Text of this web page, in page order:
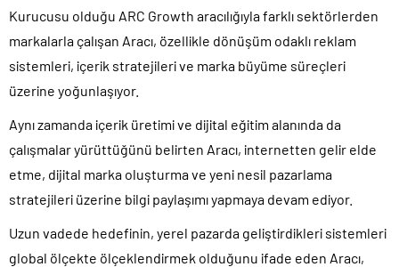
Kurucusu olduğu ARC Growth aracılığıyla farklı sektörlerden
markalarla çalışan Aracı, özellikle dönüşüm odaklı reklam
sistemleri, içerik stratejileri ve marka büyüme süreçleri
üzerine yoğunlaşıyor.
Aynı zamanda içerik üretimi ve dijital eğitim alanında da
çalışmalar yürüttüğünü belirten Aracı, internetten gelir elde
etme, dijital marka oluşturma ve yeni nesil pazarlama
stratejileri üzerine bilgi paylaşımı yapmaya devam ediyor.
Uzun vadede hedefinin, yerel pazarda geliştirdikleri sistemleri
global ölçekte ölçeklendirmek olduğunu ifade eden Aracı,